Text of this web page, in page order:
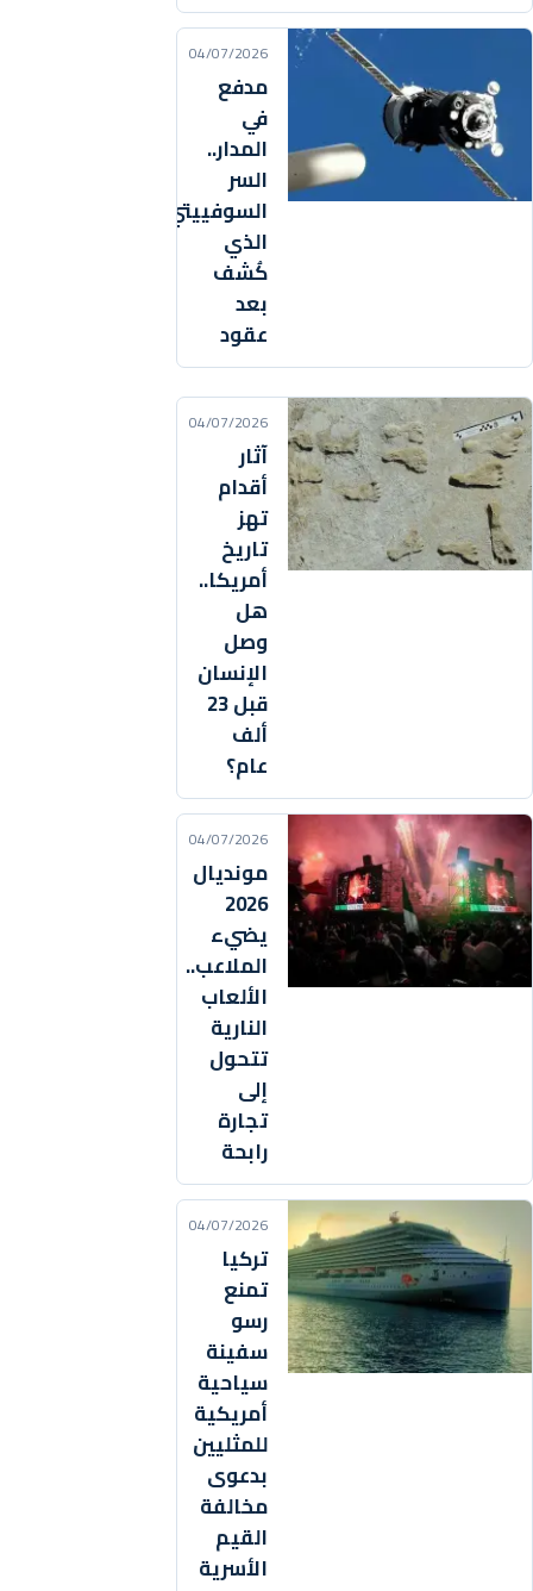
04/07/2026
مدفع
في
المدار..
السر
السوفييتي
الذي
كُشف
بعد
عقود
04/07/2026
آثار
أقدام
تهز
تاريخ
أمريكا..
هل
وصل
الإنسان
قبل 23
ألف
عام؟
04/07/2026
مونديال
2026
يضيء
الملاعب..
الألعاب
النارية
تتحول
إلى
تجارة
رابحة
04/07/2026
تركيا
تمنع
رسو
سفينة
سياحية
أمريكية
للمثليين
بدعوى
مخالفة
القيم
الأسرية